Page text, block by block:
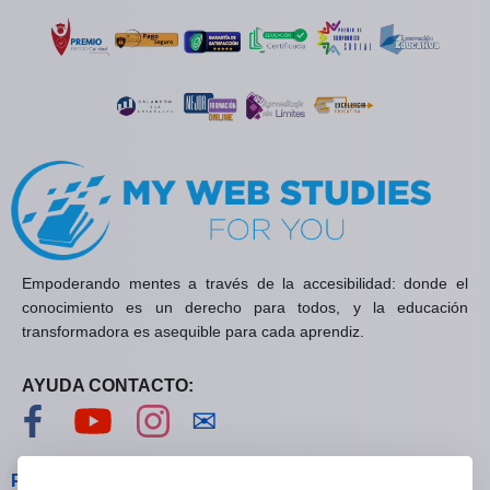
Empoderando mentes a través de la accesibilidad: donde el
conocimiento es un derecho para todos, y la educación
transformadora es asequible para cada aprendiz.
AYUDA CONTACTO:
Visítanos en Facebook
Visítanos en YouTube
Visítanos en Instagram
✉
Políticas generales